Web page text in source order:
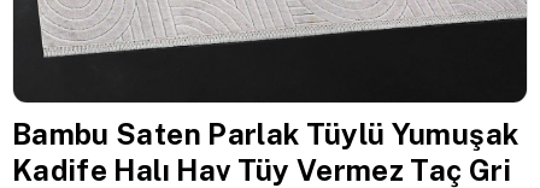
Bambu Saten Parlak Tüylü Yumuşak
Kadife Halı Hav Tüy Vermez Taç Gri